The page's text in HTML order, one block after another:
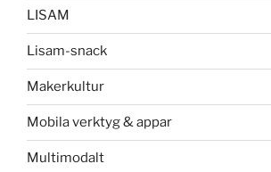
LISAM
Lisam-snack
Makerkultur
Mobila verktyg & appar
Multimodalt